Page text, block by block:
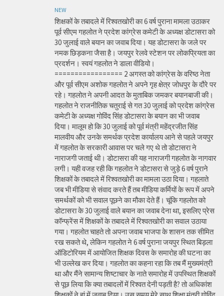
NEW
शिक्षकों के तबादले में रिश्वतखोरी का 6 वर्ष पुराना मामला उठाकर
पूर्व सीएम गहलोत ने प्रदेश कांग्रेस कमेटी के अध्यक्ष डोटासरा को
30 जुलाई वाले बयान का जवाब दिया। यह डोटासरा के जले पर
नमक छिड़कना जैसा है। जयपुर रेलवे स्टेशन पर लोकप्रियता का
प्रदर्शन। स्वयं गहलोत ने डाला वीडियो।
================= 2 अगस्त को कांग्रेस के वरिष्ठ नेता
और पूर्व सीएम अशोक गहलोत ने अपने गृह क्षेत्र जोधपुर के दौरे पर
रहे। गहलोत ने अपनी आदत के मुताबिक जमकर बयानबाजी की।
गहलोत ने राजनीतिक चतुराई से गत 30 जुलाई को प्रदेश कांग्रेस
कमेटी के अध्यक्ष गोविंद सिंह डोटासरा के बयान का भी जवाब
दिया। मालूम हो कि 30 जुलाई को पूर्व मंत्री महेंद्रजीत सिंह
मालवीय और उनके समर्थक प्रदेश कार्यालय आने से पहले जयपुर
में गहलोत के सरकारी आवास पर चले गए थे तो डोटासरा ने
नाराजगी जताई थी। डोटासरा की यह नाराजगी गहलोत के नागवार
लगी। यही वजह रही कि गहलोत ने डोटासरा से जुड़े 6 वर्ष पुराने
शिक्षकों के तबादले में रिश्वतखोरी का मामला उठा दिया। गहलाते
जब भी मीडिया से संवाद करते हैं तब मीडिया कर्मियों के रूप में अपने
समर्थकों को भी सवाल पूछने का मौका देते हैं। चूंकि गहलोत को
डोटासरा के 30 जुलाई वाले बयान का जवाब देना था, इसलिए प्रेस
कॉन्फ्रेंस में शिक्षकों के तबादले में रिश्वतखोरी का सवाल उठाया
गया। गहलोत चाहते तो अपना जवाब भाजपा के शासन तक सीमित
रख सकते थे, लेकिन गहलोत ने 6 वर्ष पुराना जयपुर स्थित बिड़ला
ऑडिटोरियम में आयोजित शिक्षक दिवस के समारोह की घटना का
भी उल्लेख कर दिया। गहलोत का कहना रहा कि तब मैं मुख्यमंत्री
था और मैंने सामान्य शिष्टाचार के नाते समारोह में उपस्थित शिक्षकों
से पूछ लिया कि क्या तबादलों में रिश्वत देनी पड़ती है? तो अधिकांश